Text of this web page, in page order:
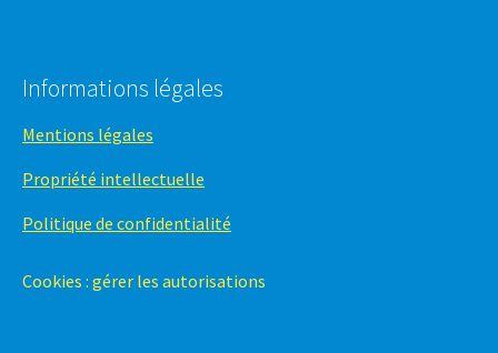
Informations légales
Mentions légales
Propriété intellectuelle
Politique de confidentialité
Cookies : gérer les autorisations